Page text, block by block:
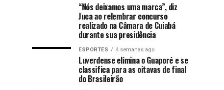
“Nós deixamos uma marca”, diz
Juca ao relembrar concurso
realizado na Câmara de Cuiabá
durante sua presidência
ESPORTES 4 semanas ago
Luverdense elimina o Guaporé e se
classifica para as oitavas de final
do Brasileirão